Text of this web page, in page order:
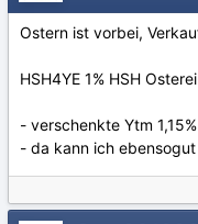
Ostern ist vorbei,
HSH4YE 1% HSH
- verschenkte Ytm
- da kann ich